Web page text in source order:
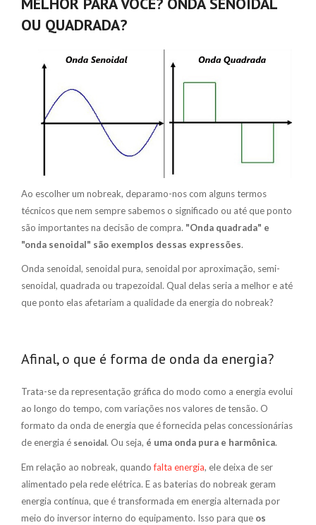
OU QUADRADA?
Ao escolher um nobreak, deparamo-nos com alguns termos
técnicos que nem sempre sabemos o significado ou até que ponto
são importantes na decisão de compra. "Onda quadrada" e
"onda senoidal" são exemplos dessas expressões.
Onda senoidal, senoidal pura, senoidal por aproximação, semi-
senoidal, quadrada ou trapezoidal. Qual delas seria a melhor e até
que ponto elas afetariam a qualidade da energia do nobreak?
Afinal, o que é forma de onda da energia?
Trata-se da representação gráfica do modo como a energia evolui
ao longo do tempo, com variações nos valores de tensão. O
formato da onda de energia que é fornecida pelas concessionárias
de energia é senoidal. Ou seja, é uma onda pura e harmônica.
Em relação ao nobreak, quandofalta energia, ele deixa de ser
alimentado pela rede elétrica. E as baterias do nobreak geram
energia contínua, que é transformada em energia alternada por
meio do inversor interno do equipamento. Isso para que os